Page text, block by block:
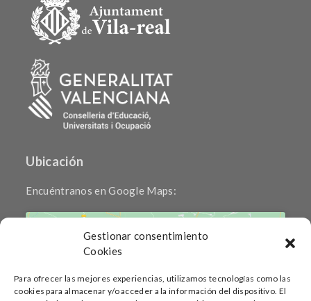
Gestionar consentimiento
Cookies
Para ofrecer las mejores experiencias, utilizamos tecnologías como las
cookies para almacenar y/o acceder a la información del dispositivo. El
Ubicación
Encuéntranos en Google Maps:
Haz clic para aceptar cookies de marketing